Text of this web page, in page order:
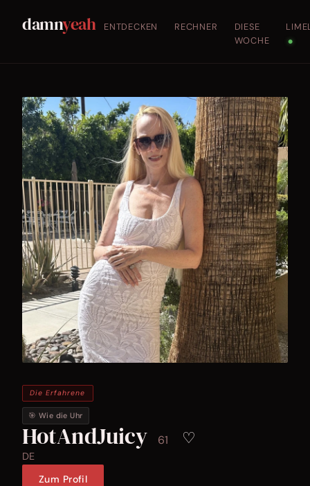
damnyeah ENTDECKEN RECHNER
DIESE
WOCHE
●
Die Erfahrene
🎯 Wie die Uhr
HotAndJuicy 61 ♡
DE
Zum Profil